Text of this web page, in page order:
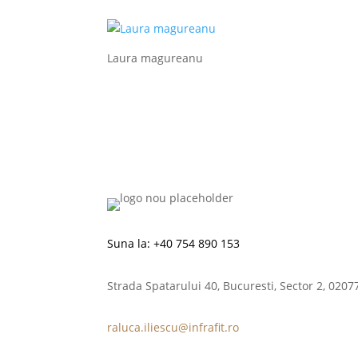
Laura magureanu
Suna la:+40 754 890 153
Strada Spatarului 40, Bucuresti, Sector 2,
raluca.iliescu@infrafit.ro